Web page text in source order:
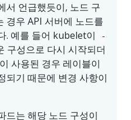
서 언급했듯이, 노드 구
경우 API 서버에 노드를
. 예를 들어 kubelet이
-
구성으로 다시 시작되더
사용된 경우 레이블이
되기 때문에 변경 사항이
드는 해당 노드 구성이